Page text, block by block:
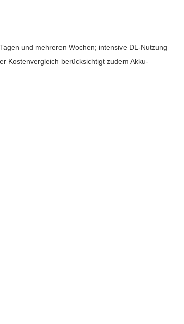
und mehreren Wochen; intensive DL-Nutzung
Kostenvergleich berücksichtigt zudem Akku-